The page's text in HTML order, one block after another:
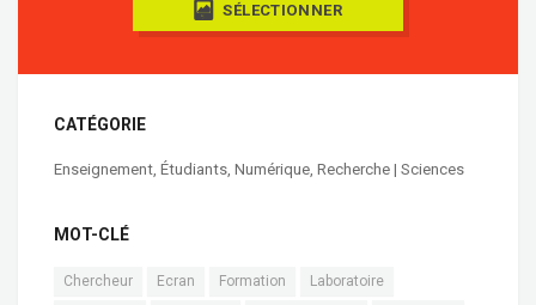
SÉLECTIONNER
CATÉGORIE
Enseignement, Étudiants, Numérique, Recherche | Sciences
MOT-CLÉ
Chercheur Ecran Formation
Laboratoire